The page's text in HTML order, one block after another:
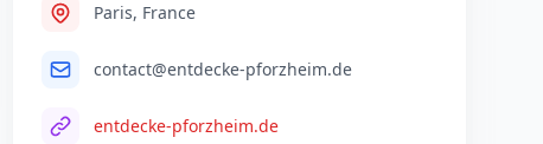
Paris, France
contact@entdecke-pforzheim.de
entdecke-pforzheim.de